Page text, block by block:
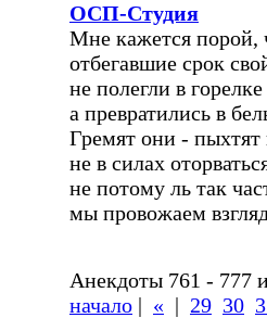
ОСП-Студия
Мне кажется порой,
отбегавшие срок
не полегли в
а превратились в
Гремят они - пыхтят
не в силах
не потому ль так
мы провожаем
Анекдоты 761 - 777
начало | « | 29 30